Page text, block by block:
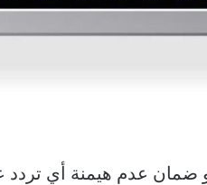
ضمان عدم هيمنة أي